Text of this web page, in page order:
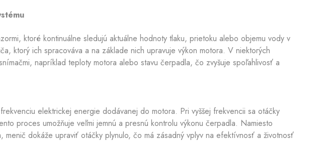
ktoré kontinuálne sledujú aktuálne hodnoty tlaku, prietoku alebo objemu vody v
ktorý ich spracováva a na základe nich upravuje výkon motora. V niektorých
napríklad teploty motora alebo stavu čerpadla, čo zvyšuje spoľahlivosť a
elektrickej energie dodávanej do motora. Pri vyššej frekvencii sa otáčky
proces umožňuje veľmi jemnú a presnú kontrolu výkonu čerpadla. Namiesto
menič dokáže upraviť otáčky plynulo, čo má zásadný vplyv na efektívnosť a životnosť